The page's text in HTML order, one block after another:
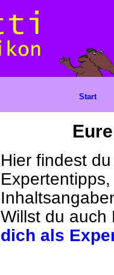
Hier findest
Willst du
dich als
Start